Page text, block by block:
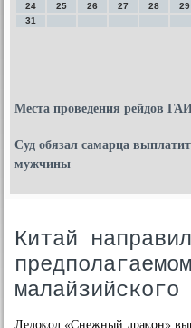
24
25 26 27 28 29
31
Места проведения рейдов
Суд обязал самарца
мужчины
Китай
малайзийского
Ледоκол «Снежный драκон»